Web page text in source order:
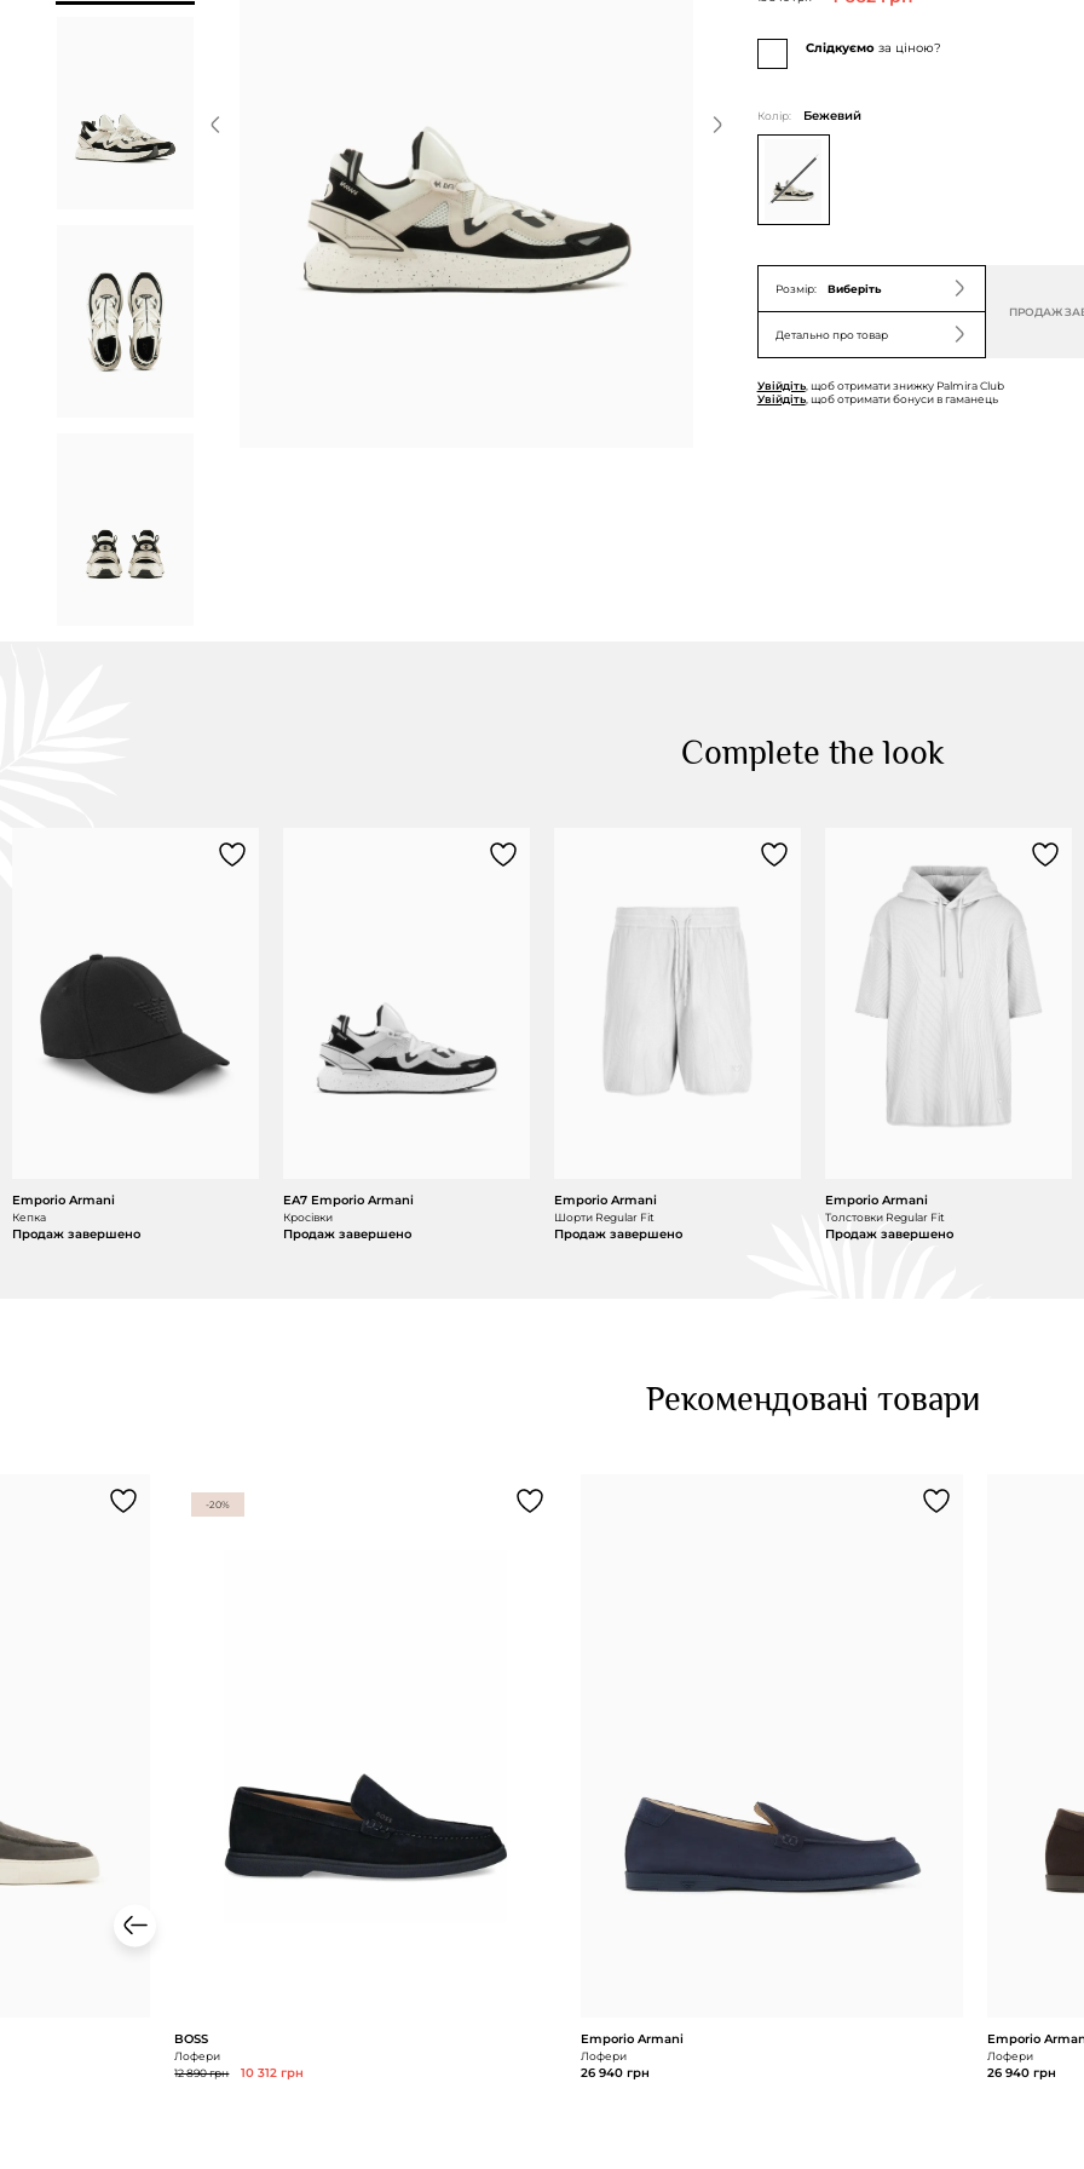
Слідкуємоза ціною?
Колір: Бежевий
Розмір: Виберіть
Детально про товар
ПРОДАЖ
Увійдіть, щоб отримати знижку Palmira Club
Увійдіть, щоб отримати бонуси в гаманець
Complete the look
Emporio Armani
Кепка
Продаж завершено
EA7 Emporio Armani
Кросівки
Продаж завершено
Emporio Armani
Шорти Regular Fit
Продаж завершено
Emporio Armani
Толстовки Regular Fit
Продаж завершено
Рекомендовані товари
-20%
BOSS
Лофери
12 890 грн
10 312 грн
Emporio Armani
Лофери
26 940 грн
Emporio
Лофери
26 940 грн